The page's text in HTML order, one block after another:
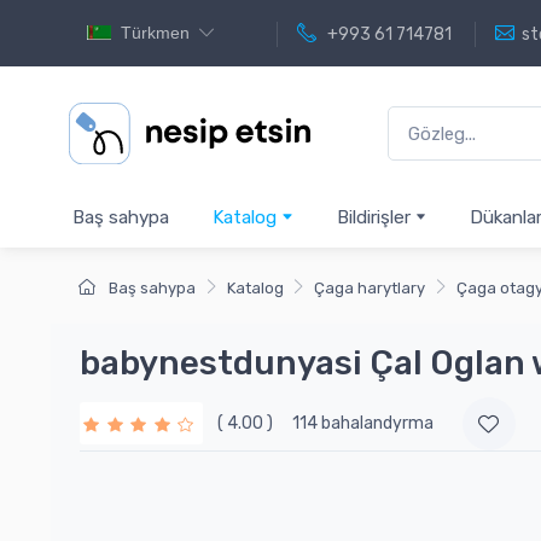
Türkmen +993 61 714781
Baş sahypa Katalog Bildirişler Dükanlar
Baş sahypa Katalog Çaga harytlary Çaga
babynestdunyasi Çal Oglan
( 4.00 ) 114 bahalandyrma